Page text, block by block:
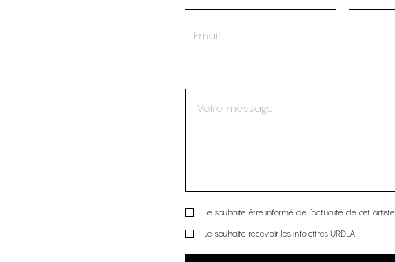
Je souhaite être informé de l’actualité de cet artiste
Je souhaite recevoir les infolettres URDLA